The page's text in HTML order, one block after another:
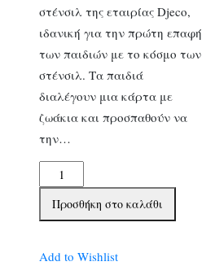
στένσιλ της εταιρίας Djeco,
ιδανική για την πρώτη επαφή
των παιδιών με το κόσμο των
στένσιλ. Τα παιδιά
διαλέγουν μια κάρτα με
ζωάκια και προσπαθούν να
την…
Djeco
Ζωγραφίζω
και
Προσθήκη στο καλάθι
Add to Wishlist